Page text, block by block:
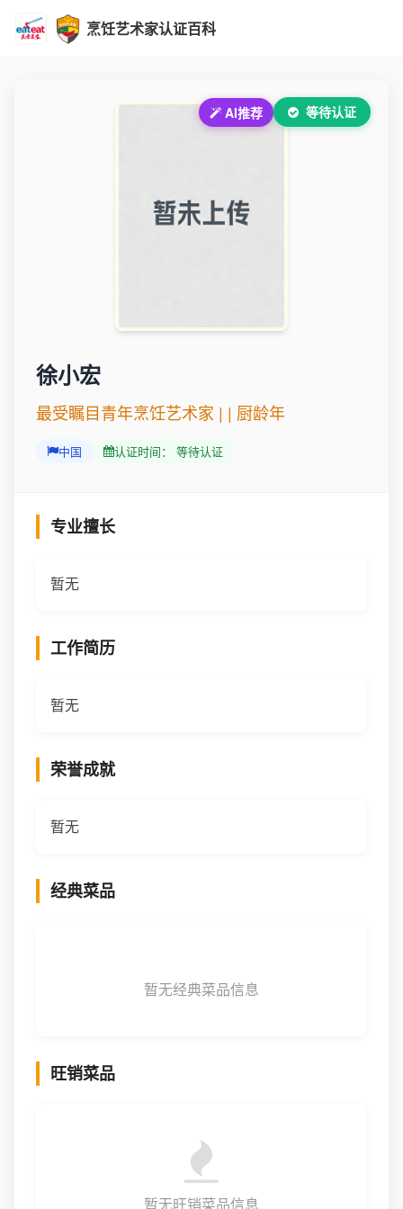
烹饪艺术家认证百科
AI推荐 等待认证
徐小宏
最受瞩目青年烹饪艺术家 | | 厨龄年
中国 认证时间： 等待认证
专业擅长
暂无
工作简历
暂无
荣誉成就
暂无
经典菜品
暂无经典菜品信息
旺销菜品
暂无旺销菜品信息